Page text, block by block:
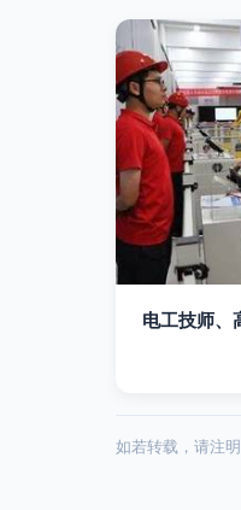
电工技师、
如若转载，请注